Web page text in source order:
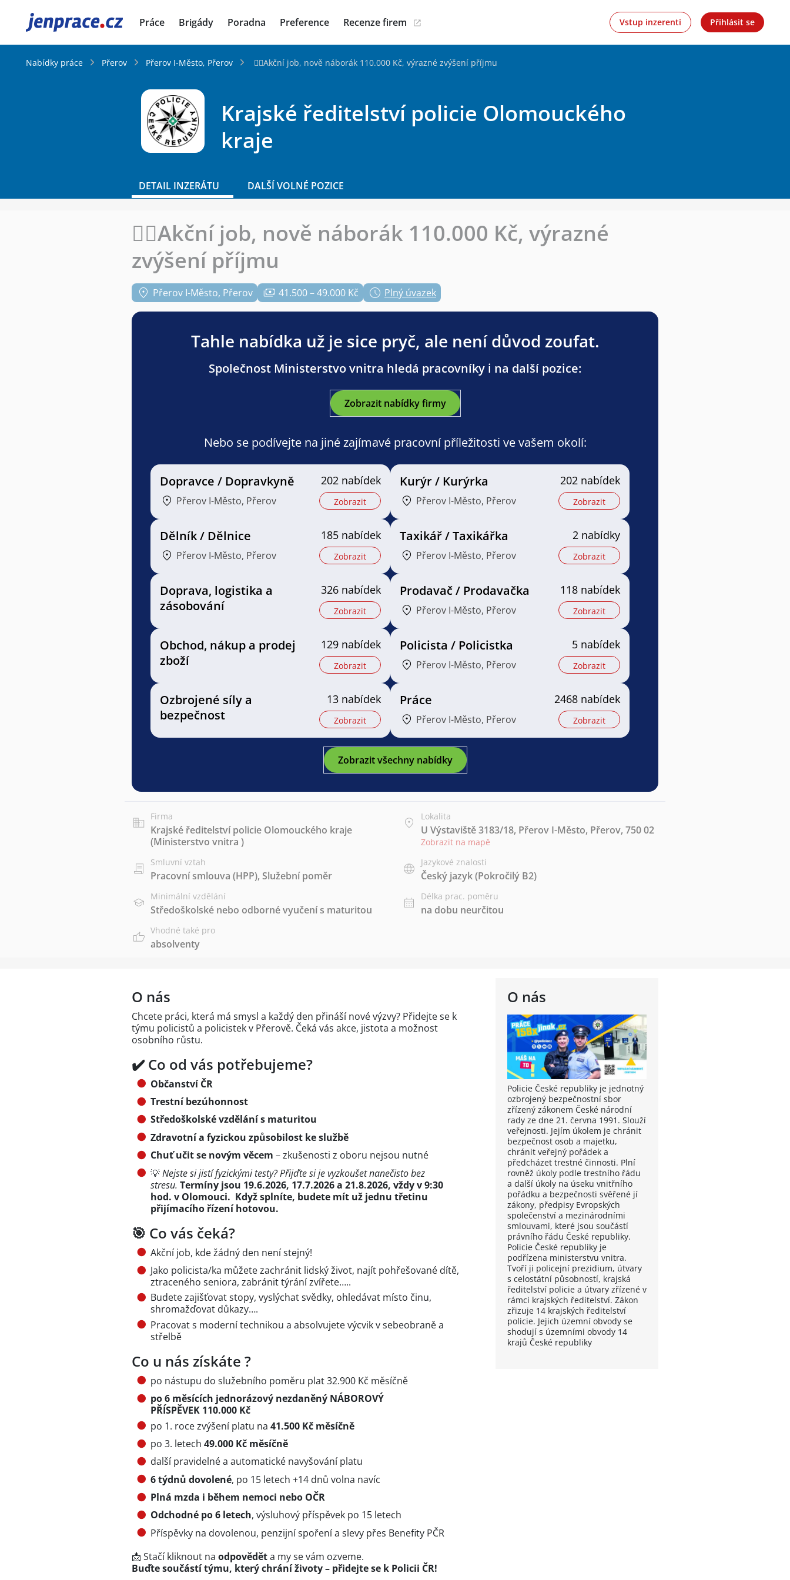
JenPráce.cz Práce Brigády Poradna Preference Recenze firem Vstup inzerenti Přihlásit se
Nabídky práce Přerov Přerov I-Město, Přerov 👮‍♂️Akční job, nově náborák 110.000 Kč, výrazné zvýšení příjmu
Krajské ředitelství policie Olomouckého
kraje
DETAIL INZERÁTU DALŠÍ VOLNÉ POZICE
👮‍♂️Akční job, nově náborák 110.000 Kč, výrazné
zvýšení příjmu
Přerov I-Město, Přerov 41.500 – 49.000 Kč Plný úvazek
Tahle nabídka už je sice pryč, ale není důvod zoufat.
Společnost Ministerstvo vnitra hledá pracovníky i na další pozice:
Zobrazit nabídky firmy
Nebo se podívejte na jiné zajímavé pracovní příležitosti ve vašem okolí:
Dopravce / Dopravkyně
Přerov I-Město, Přerov
202 nabídek
Zobrazit
Kurýr / Kurýrka
Přerov I-Město, Přerov
202 nabídek
Zobrazit
Dělník / Dělnice
Přerov I-Město, Přerov
185 nabídek
Zobrazit
Taxikář / Taxikářka
Přerov I-Město, Přerov
2 nabídky
Zobrazit
Doprava, logistika a
zásobování
326 nabídek
Zobrazit
Prodavač / Prodavačka
Přerov I-Město, Přerov
118 nabídek
Zobrazit
Obchod, nákup a prodej
zboží
129 nabídek
Zobrazit
Policista / Policistka
Přerov I-Město, Přerov
5 nabídek
Zobrazit
Ozbrojené síly a
bezpečnost
13 nabídek
Zobrazit
Práce
Přerov I-Město, Přerov
2468 nabídek
Zobrazit
Zobrazit všechny nabídky
Firma
Krajské ředitelství policie Olomouckého kraje
(Ministerstvo vnitra )
Lokalita
U Výstaviště 3183/18, Přerov I-Město, Přerov, 750 02
Zobrazit na mapě
Smluvní vztah
Pracovní smlouva (HPP), Služební poměr
Jazykové znalosti
Český jazyk(Pokročilý B2)
Minimální vzdělání
Středoškolské nebo odborné vyučení s maturitou
Délka prac. poměru
na dobu neurčitou
Vhodné také pro
absolventy
O nás
Policie České republiky je jednotný
ozbrojený bezpečnostní sbor
zřízený zákonem České národní
rady ze dne 21. června 1991. Slouží
veřejnosti. Jejím úkolem je chránit
bezpečnost osob a majetku,
chránit veřejný pořádek a
předcházet trestné činnosti. Plní
rovněž úkoly podle trestního řádu
a další úkoly na úseku vnitřního
pořádku a bezpečnosti svěřené jí
zákony, předpisy Evropských
společenství a mezinárodními
smlouvami, které jsou součástí
právního řádu České republiky.
Policie České republiky je
podřízena ministerstvu vnitra.
Tvoří ji policejní prezidium, útvary
s celostátní působností, krajská
ředitelství policie a útvary zřízené v
rámci krajských ředitelství. Zákon
zřizuje 14 krajských ředitelství
policie. Jejich územní obvody se
shodují s územními obvody 14
krajů České republiky
O nás
Chcete práci, která má smysl a každý den přináší nové výzvy? Přidejte se k
týmu policistů a policistek v Přerově. Čeká vás akce, jistota a možnost
osobního růstu.
✔️ Co od vás potřebujeme?
Občanství ČR
Trestní bezúhonnost
Středoškolské vzdělání s maturitou
Zdravotní a fyzickou způsobilost ke službě
Chuť učit se novým věcem – zkušenosti z oboru nejsou nutné
💡Nejste si jistí fyzickými testy? Přijďte si je vyzkoušet nanečisto bez
stresu. Termíny jsou 19.6.2026, 17.7.2026 a 21.8.2026, vždy v 9:30
hod. v Olomouci. Když splníte, budete mít už jednu třetinu
přijímacího řízení hotovou.
🎯 Co vás čeká?
Akční job, kde žádný den není stejný!
Jako policista/ka můžete zachránit lidský život, najít pohřešované dítě,
ztraceného seniora, zabránit týrání zvířete…..
Budete zajišťovat stopy, vyslýchat svědky, ohledávat místo činu,
shromažďovat důkazy….
Pracovat s moderní technikou a absolvujete výcvik v sebeobraně a
střelbě
Co u nás získáte ?
po nástupu do služebního poměru plat 32.900 Kč měsíčně
po 6 měsících jednorázový nezdaněný NÁBOROVÝ
PŘÍSPĚVEK 110.000 Kč
po 1. roce zvýšení platu na 41.500 Kč měsíčně
po 3. letech 49.000 Kč měsíčně
další pravidelné a automatické navyšování platu
6 týdnů dovolené, po 15 letech +14 dnů volna navíc
Plná mzda i během nemoci nebo OČR
Odchodné po 6 letech, výsluhový příspěvek po 15 letech
Příspěvky na dovolenou, penzijní spoření a slevy přes Benefity PČR
📩 Stačí kliknout na odpověděta my se vám ozveme.
Buďte součástí týmu, který chrání životy – přidejte se k Policii ČR!